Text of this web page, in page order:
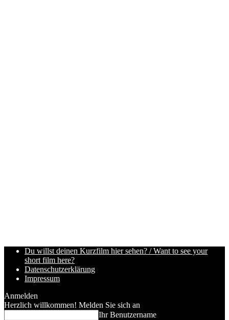
Du willst deinen Kurzfilm hier sehen? / Want to see your
short film here?
Datenschutzerklärung
Impressum
Anmelden
Herzlich willkommen! Melden Sie sich an
Ihr Benutzername